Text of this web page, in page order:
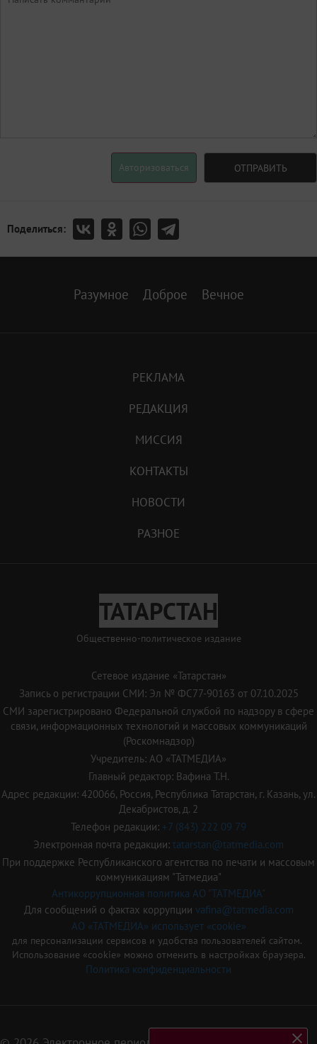
Авторизоваться ОТПРАВИТЬ
Поделиться:
Разумное Доброе Вечное
РЕКЛАМА
РЕДАКЦИЯ
МИССИЯ
КОНТАКТЫ
НОВОСТИ
РАЗНОЕ
ТАТАРСТАН
Общественно-политическое издание
Сетевое издание «Татарстан»
Запись о регистрации СМИ: Эл № ФС77-90163 от 07.10.2025
СМИ зарегистрировано Федеральной службой по надзору в сфере
связи, информационных технологий и массовых коммуникаций
(Роскомнадзор)
Учредитель: АО «ТАТМЕДИА»
Главный редактор: Вафина Т.Н.
Адрес редакции: 420066, Россия, Республика Татарстан, г. Казань, ул.
Декабристов, д. 2
Телефон редакции: +7 (843) 222 09 79
Электронная почта редакции: tatarstan@tatmedia.com
При поддержке Республиканского агентства по печати и массовым
коммуникациям "Татмедиа"
Антикоррупционная политика АО "ТАТМЕДИА"
Для сообщений о фактах коррупции vafina@tatmedia.com
АО «ТАТМЕДИА» использует «cookie»
для персонализации сервисов и удобства пользователей сайтом.
Использование «cookie» можно отменить в настройках браузера.
Политика конфиденциальности